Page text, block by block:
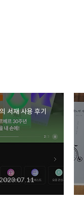
서재 사용 후기